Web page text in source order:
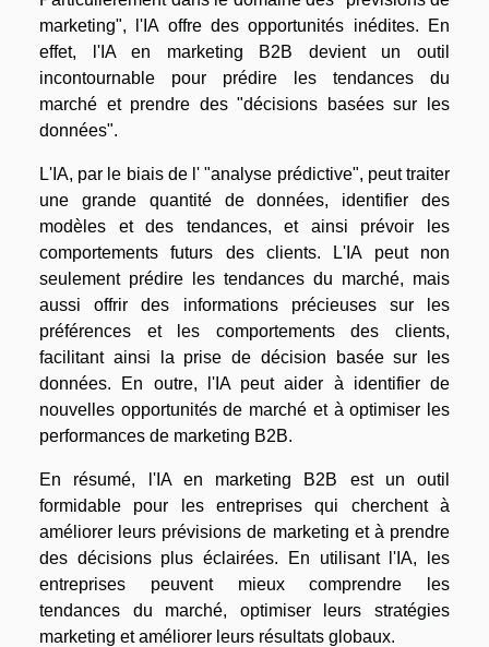
marketing", l'IA offre des opportunités inédites. En
effet, l'IA en marketing B2B devient un outil
incontournable pour prédire les tendances du
marché et prendre des "décisions basées sur les
données".
L'IA, par le biais de l' "analyse prédictive", peut traiter
une grande quantité de données, identifier des
modèles et des tendances, et ainsi prévoir les
comportements futurs des clients. L'IA peut non
seulement prédire les tendances du marché, mais
aussi offrir des informations précieuses sur les
préférences et les comportements des clients,
facilitant ainsi la prise de décision basée sur les
données. En outre, l'IA peut aider à identifier de
nouvelles opportunités de marché et à optimiser les
performances de marketing B2B.
En résumé, l'IA en marketing B2B est un outil
formidable pour les entreprises qui cherchent à
améliorer leurs prévisions de marketing et à prendre
des décisions plus éclairées. En utilisant l'IA, les
entreprises peuvent mieux comprendre les
tendances du marché, optimiser leurs stratégies
marketing et améliorer leurs résultats globaux.